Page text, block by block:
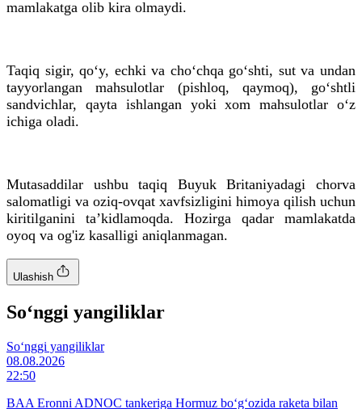
mamlakatga olib kira olmaydi.
Taqiq sigir, qo‘y, echki va cho‘chqa go‘shti, sut va undan
tayyorlangan mahsulotlar (pishloq, qaymoq), go‘shtli
sandvichlar, qayta ishlangan yoki xom mahsulotlar o‘z
ichiga oladi.
Mutasaddilar ushbu taqiq Buyuk Britaniyadagi chorva
salomatligi va oziq-ovqat xavfsizligini himoya qilish uchun
kiritilganini ta’kidlamoqda. Hozirga qadar mamlakatda
oyoq va og'iz kasalligi aniqlanmagan.
Ulashish
So‘nggi yangiliklar
So‘nggi yangiliklar
08.08.2026
22:50
BAA Eronni ADNOC tankeriga Hormuz bo‘g‘ozida raketa bilan